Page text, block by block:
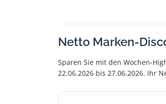
Netto Marken-
Sparen Sie mit den Wochen-
22.06.2026 bis 27.06.2026. Ihr